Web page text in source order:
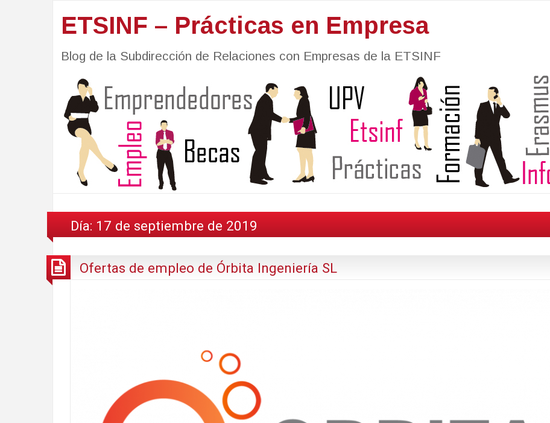
ETSINF – Prácticas en Empresa
Blog de la Subdirección de Relaciones con Empresas de la ETSINF
Día: 17 de septiembre de 2019
Ofertas de empleo de Órbita Ingeniería SL